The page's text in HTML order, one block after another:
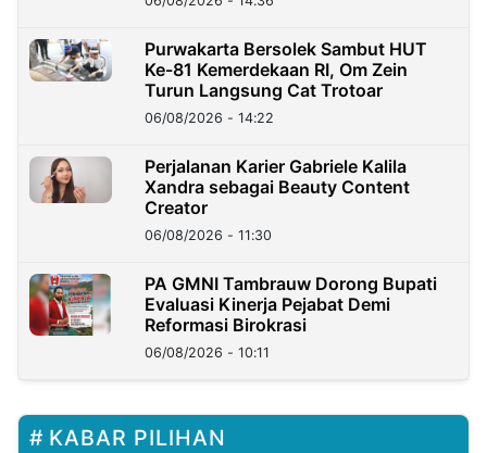
Purwakarta Bersolek Sambut HUT
Ke-81 Kemerdekaan RI, Om Zein
Turun Langsung Cat Trotoar
06/08/2026 - 14:22
Perjalanan Karier Gabriele Kalila
Xandra sebagai Beauty Content
Creator
06/08/2026 - 11:30
PA GMNI Tambrauw Dorong Bupati
Evaluasi Kinerja Pejabat Demi
Reformasi Birokrasi
06/08/2026 - 10:11
KABAR PILIHAN